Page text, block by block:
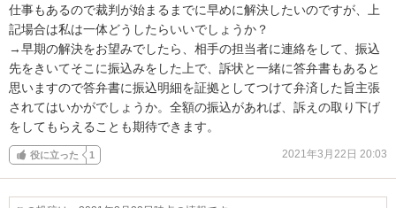
仕事もあるので裁判が始まるまでに早めに解決したいのですが、上
記場合は私は一体どうしたらいいでしょうか？
→早期の解決をお望みでしたら、相手の担当者に連絡をして、振込
先をきいてそこに振込みをした上で、訴状と一緒に答弁書もあると
思いますので答弁書に振込明細を証拠としてつけて弁済した旨主張
されてはいかがでしょうか。全額の振込があれば、訴えの取り下げ
をしてもらえることも期待できます。
役に立った 1 2021年3月22日 20:03